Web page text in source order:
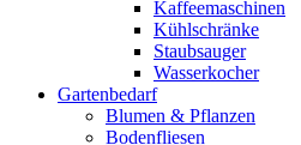
Kaffeemaschinen
Kühlschränke
Staubsauger
Wasserkocher
Gartenbedarf
Blumen & Pflanzen
Bodenfliesen